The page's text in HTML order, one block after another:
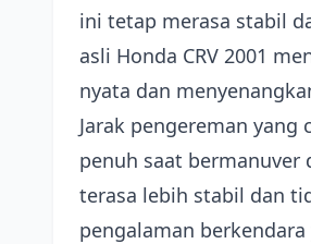
ini tetap merasa stabil
asli Honda CRV 2001
nyata dan
Jarak pengereman
penuh saat
terasa lebih stabil dan
pengalaman